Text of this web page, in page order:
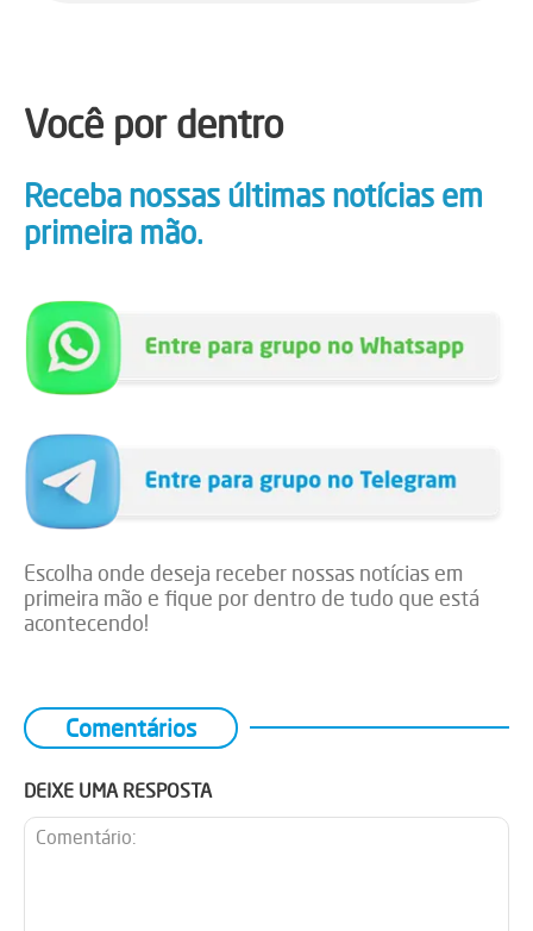
Você por dentro
Receba nossas últimas notícias em
primeira mão.
Escolha onde deseja receber nossas notícias em
primeira mão e fique por dentro de tudo que está
acontecendo!
Comentários
DEIXE UMA RESPOSTA